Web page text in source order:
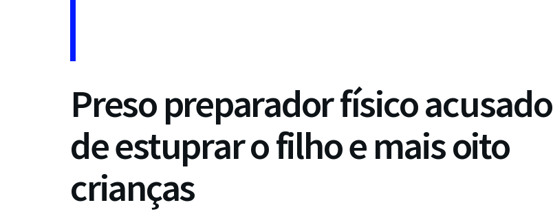
Preso preparador físico acusado
de estuprar o filho e mais oito
crianças